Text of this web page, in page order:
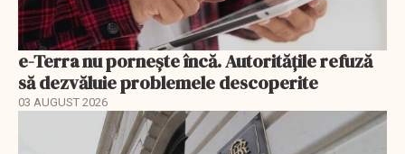
e-Terra nu pornește încă. Autoritățile refuză
să dezvăluie problemele descoperite
03 AUGUST 2026